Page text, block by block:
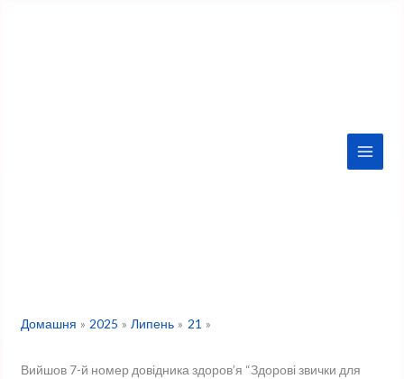
Домашня 2025 Липень 21
Вийшов 7-й номер довідника здоров’я “Здорові звички для